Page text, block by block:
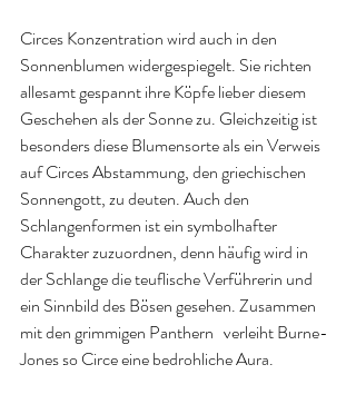
Circes Konzentration wird auch in den
Sonnenblumen widergespiegelt. Sie richten
allesamt gespannt ihre Köpfe lieber diesem
Geschehen als der Sonne zu. Gleichzeitig ist
besonders diese Blumensorte als ein Verweis
auf Circes Abstammung, den griechischen
Sonnengott, zu deuten. Auch den
Schlangenformen ist ein symbolhafter
Charakter zuzuordnen, denn häufig wird in
der Schlange die teuflische Verführerin und
ein Sinnbild des Bösen gesehen. Zusammen
mit den grimmigen Panthern   verleiht Burne-
Jones so Circe eine bedrohliche Aura.